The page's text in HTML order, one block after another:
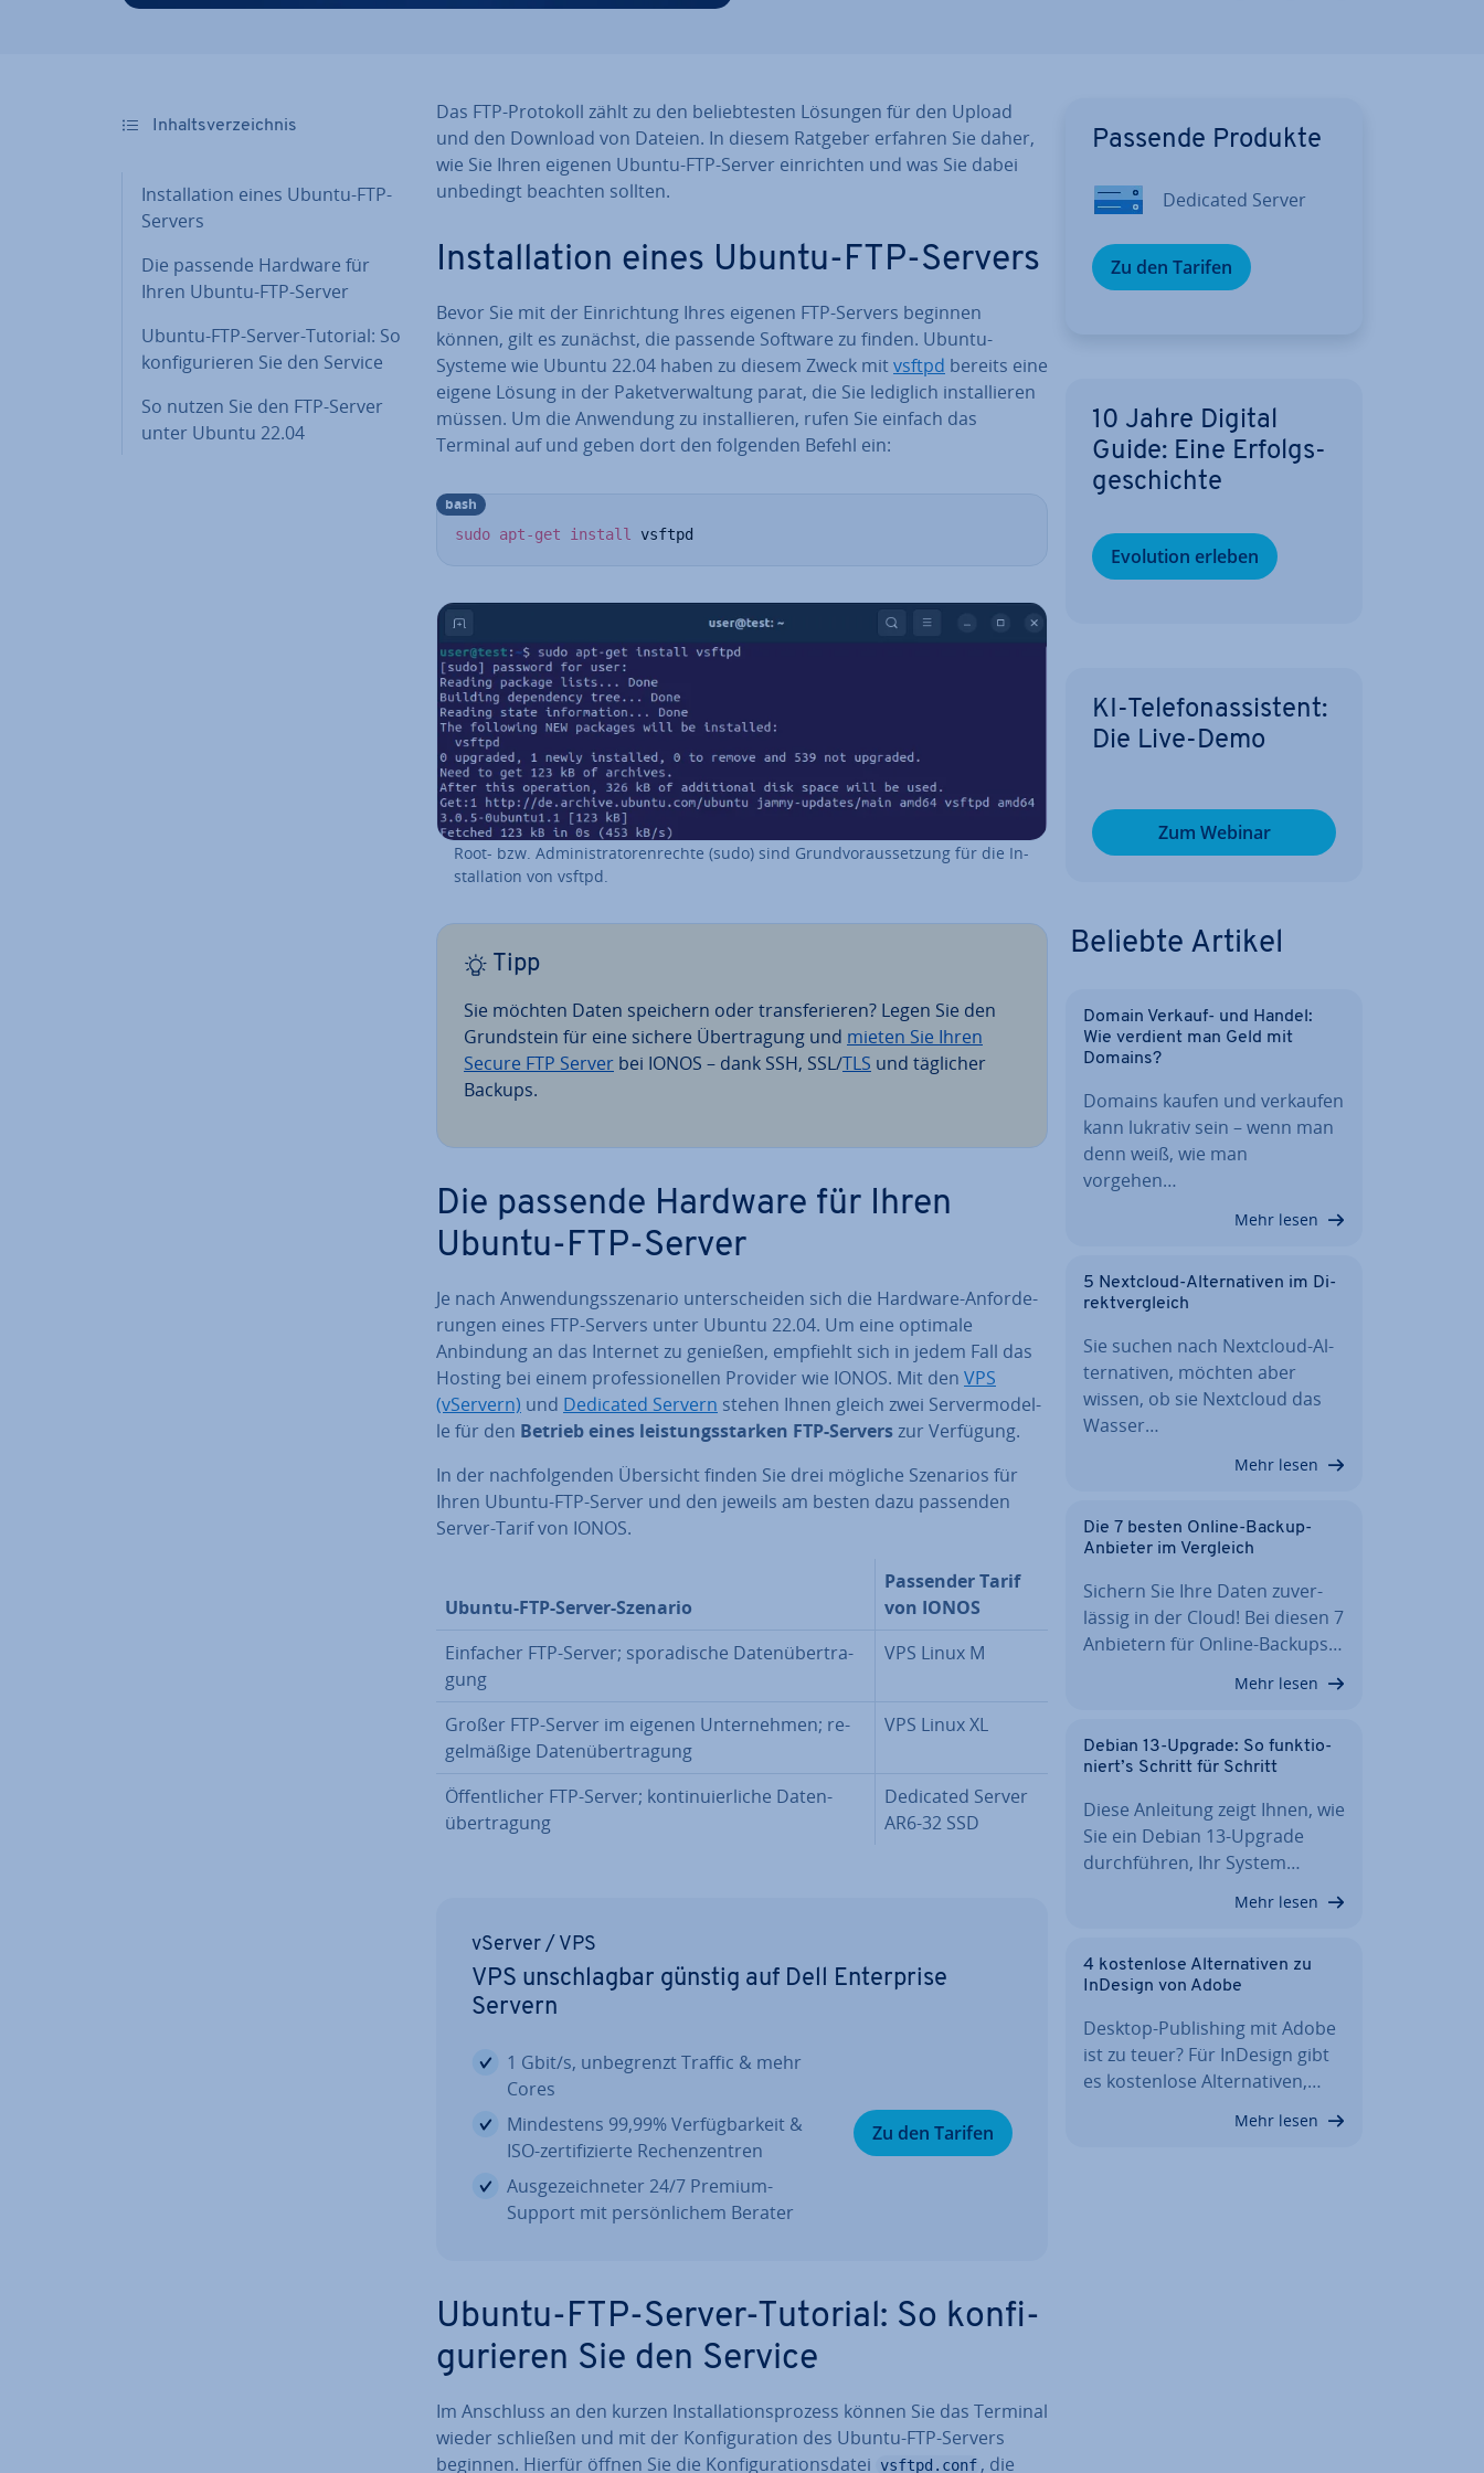
In­halts­ver­zeich­nis
In­stal­la­ti­on eines Ubuntu-FTP-
Servers
Die passende Hardware für
Ihren Ubuntu-FTP-Server
Ubuntu-FTP-Server-Tutorial: So
kon­fi­gu­rie­ren Sie den Service
So nutzen Sie den FTP-Server
unter Ubuntu 22.04
Das FTP-Protokoll zählt zu den be­lieb­tes­ten Lösungen für den Upload
und den Download von Dateien. In diesem Ratgeber erfahren Sie daher,
wie Sie Ihren eigenen Ubuntu-FTP-Server ein­rich­ten und was Sie dabei
unbedingt beachten sollten.
In­stal­la­ti­on eines Ubuntu-FTP-Servers
Bevor Sie mit der Ein­rich­tung Ihres eigenen FTP-Servers beginnen
können, gilt es zunächst, die passende Software zu finden. Ubuntu-
Systeme wie Ubuntu 22.04 haben zu diesem Zweck mitvsftpd bereits eine
eigene Lösung in der Pa­ket­ver­wal­tung parat, die Sie lediglich in­stal­lie­ren
müssen. Um die Anwendung zu in­stal­lie­ren, rufen Sie einfach das
Terminal auf und geben dort den folgenden Befehl ein:
sudo apt-get install vsftpd
bash
Root- bzw. Ad­mi­nis­tra­to­ren­rech­te (sudo) sind Grund­vor­aus­set­zung für die In­
stal­la­ti­on von vsftpd.
Tipp
Sie möchten Daten speichern oder trans­fe­rie­ren? Legen Sie den
Grund­stein für eine sichere Über­tra­gung und mieten Sie Ihren
Secure FTP Server bei IONOS – dank SSH, SSL/TLS und täglicher
Backups.
Die passende Hardware für Ihren
Ubuntu-FTP-Server
Je nach An­wen­dungs­sze­na­rio un­ter­schei­den sich die Hardware-An­for­de­
run­gen eines FTP-Servers unter Ubuntu 22.04. Um eine optimale
Anbindung an das Internet zu genießen, empfiehlt sich in jedem Fall das
Hosting bei einem pro­fes­sio­nel­len Provider wie IONOS. Mit den VPS
(vServern) und Dedicated Servern stehen Ihnen gleich zwei Ser­ver­mo­del­
le für den Betrieb eines leis­tungs­star­ken FTP-Serverszur Verfügung.
In der nach­fol­gen­den Übersicht finden Sie drei mögliche Szenarios für
Ihren Ubuntu-FTP-Server und den jeweils am besten dazu passenden
Server-Tarif von IONOS.
Ubuntu-FTP-Server-Szenario
Passender Tarif
von IONOS
Einfacher FTP-Server; spo­ra­di­sche Da­ten­über­tra­
gung
VPS Linux M
Großer FTP-Server im eigenen Un­ter­neh­men; re­
gel­mä­ßi­ge Da­ten­über­tra­gung
VPS Linux XL
Öf­fent­li­cher FTP-Server; kon­ti­nu­ier­li­che Da­ten­
über­tra­gung
Dedicated Server
AR6-32 SSD
vServer / VPS
VPS un­schlag­bar günstig auf Dell En­ter­pri­se
Servern
1 Gbit/s, un­be­grenzt Traffic & mehr
Cores
Min­des­tens 99,99% Ver­füg­bar­keit &
ISO-zer­ti­fi­zier­te Re­chen­zen­tren
Aus­ge­zeich­ne­ter 24/7 Premium-
Support mit per­sön­li­chem Berater
Zu den Tarifen
Ubuntu-FTP-Server-Tutorial: So kon­fi­
gu­rie­ren Sie den Service
Im Anschluss an den kurzen In­stal­la­ti­ons­pro­zess können Sie das Terminal
wieder schließen und mit der Kon­fi­gu­ra­ti­on des Ubuntu-FTP-Servers
beginnen. Hierfür öffnen Sie die Kon­fi­gu­ra­ti­ons­da­tei
vsftpd.conf , die
Passende Produkte
Dedicated Server
Zu den Tarifen
10 Jahre Digital
Guide: Eine Er­folgs­
ge­schich­te
Evolution erleben
KI-Te­le­fon­as­sis­tent:
Die Live-Demo
Zum Webinar
Beliebte Artikel
Domain Verkauf- und Handel:
Wie verdient man Geld mit
Domains?
Domains kaufen und verkaufen
kann lukrativ sein – wenn man
denn weiß, wie man
vorgehen…
Mehr lesen
5 Nextcloud-Al­ter­na­ti­ven im Di­
rekt­ver­gleich
Sie suchen nach Nextcloud-Al­
ter­na­ti­ven, möchten aber
wissen, ob sie Nextcloud das
Wasser…
Mehr lesen
Die 7 besten Online-Backup-
Anbieter im Vergleich
Sichern Sie Ihre Daten zu­ver­
läs­sig in der Cloud! Bei diesen 7
Anbietern für Online-Backups…
Mehr lesen
Debian 13-Upgrade: So funk­tio­
niert’s Schritt für Schritt
Diese Anleitung zeigt Ihnen, wie
Sie ein Debian 13-Upgrade
durch­füh­ren, Ihr System…
Mehr lesen
4 kos­ten­lo­se Al­ter­na­ti­ven zu
InDesign von Adobe
Desktop-Pu­bli­shing mit Adobe
ist zu teuer? Für InDesign gibt
es kos­ten­lo­se Al­ter­na­ti­ven,…
Mehr lesen